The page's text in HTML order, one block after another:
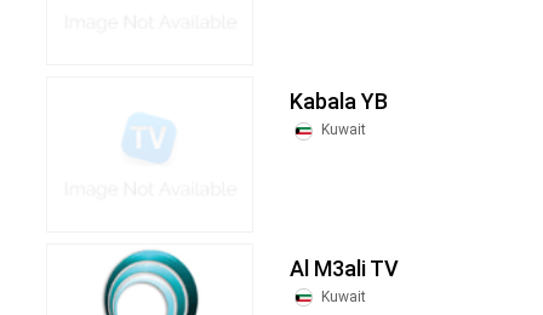
Kabala YB
Kuwait
Al M3ali TV
Kuwait